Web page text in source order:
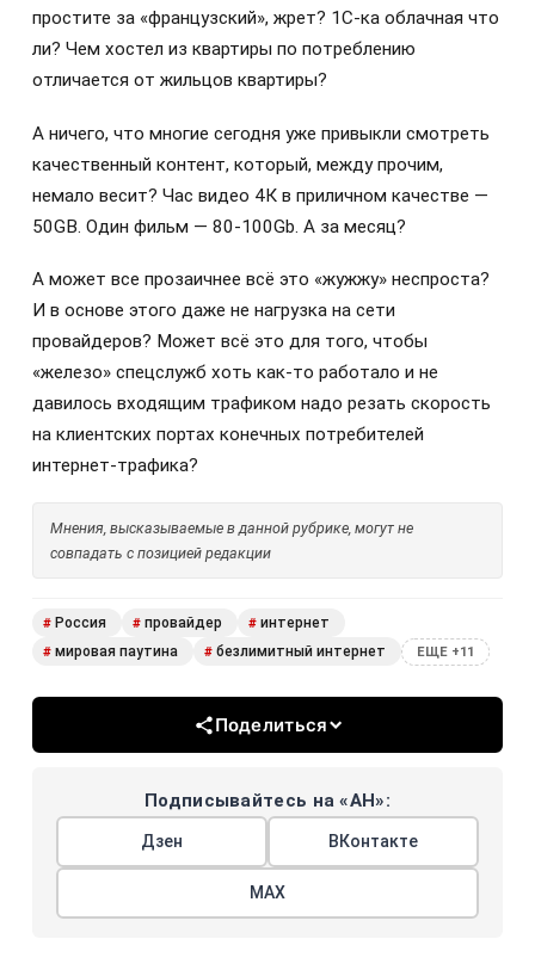
простите за «французский», жрет? 1С-ка облачная что
ли? Чем хостел из квартиры по потреблению
отличается от жильцов квартиры?
А ничего, что многие сегодня уже привыкли смотреть
качественный контент, который, между прочим,
немало весит? Час видео 4К в приличном качестве —
50GB. Один фильм — 80-100Gb. А за месяц?
А может все прозаичнее всё это «жужжу» неспроста?
И в основе этого даже не нагрузка на сети
провайдеров? Может всё это для того, чтобы
«железо» спецслужб хоть как-то работало и не
давилось входящим трафиком надо резать скорость
на клиентских портах конечных потребителей
интернет-трафика?
Мнения, высказываемые в данной рубрике, могут не
совпадать с позицией редакции
# Россия # провайдер # интернет
# мировая паутина # безлимитный интернет ЕЩЕ +11
Поделиться
Подписывайтесь на «АН»:
Дзен ВКонтакте
МАХ